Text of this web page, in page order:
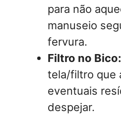
para não
manuseio
fervura.
Filtro no Bico:
tela/filtro que
eventuais
despejar.